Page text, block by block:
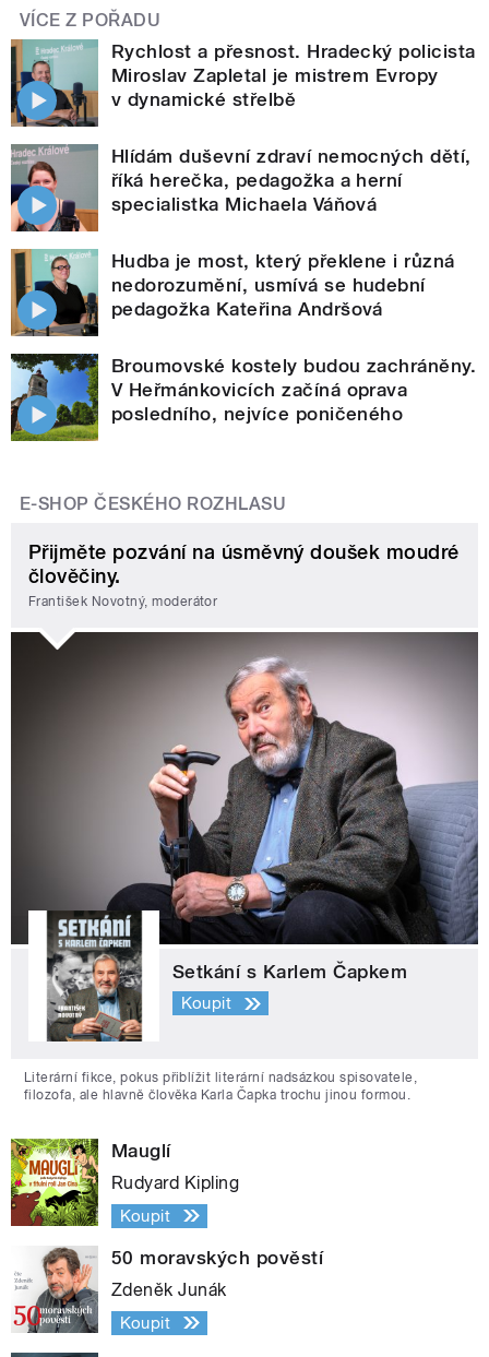
VÍCE Z POŘADU
Rychlost a přesnost. Hradecký policista
Miroslav Zapletal je mistrem Evropy
v dynamické střelbě
Hlídám duševní zdraví nemocných dětí,
říká herečka, pedagožka a herní
specialistka Michaela Váňová
Hudba je most, který překlene i různá
nedorozumění, usmívá se hudební
pedagožka Kateřina Andršová
Broumovské kostely budou zachráněny.
V Heřmánkovicích začíná oprava
posledního, nejvíce poničeného
E-SHOP ČESKÉHO ROZHLASU
Přijměte pozvání na úsměvný doušek moudré
člověčiny.
František Novotný, moderátor
Setkání s Karlem Čapkem
Koupit
Literární fikce, pokus přiblížit literární nadsázkou spisovatele,
filozofa, ale hlavně člověka Karla Čapka trochu jinou formou.
Mauglí
Rudyard Kipling
Koupit
50 moravských pověstí
Zdeněk Junák
Koupit